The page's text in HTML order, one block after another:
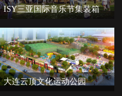
ISY三亚国际音乐节集装箱
大连云顶文化运动公园